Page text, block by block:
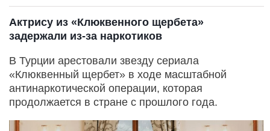
Актрису из «Клюквенного щербета»
задержали из-за наркотиков
В Турции арестовали звезду сериала
«Клюквенный щербет» в ходе масштабной
антинаркотической операции, которая
продолжается в стране с прошлого года.